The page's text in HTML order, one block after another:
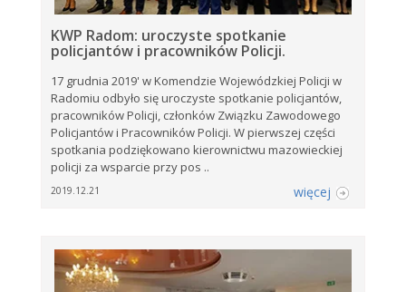
KWP Radom: uroczyste spotkanie
policjantów i pracowników Policji.
17 grudnia 2019' w Komendzie Wojewódzkiej Policji w
Radomiu odbyło się uroczyste spotkanie policjantów,
pracowników Policji, członków Związku Zawodowego
Policjantów i Pracowników Policji. W pierwszej części
spotkania podziękowano kierownictwu mazowieckiej
policji za wsparcie przy pos ..
2019.12.21 więcej